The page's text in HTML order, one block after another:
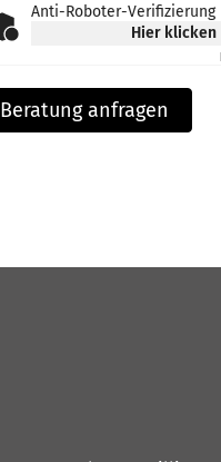
Anti-Roboter-Verifizierung
Hier klicken
Beratung anfragen